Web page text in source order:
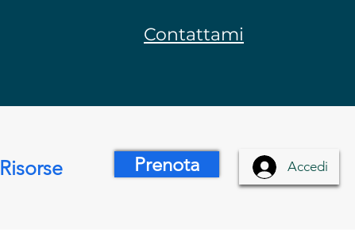
Contattami
Risorse Prenota Accedi